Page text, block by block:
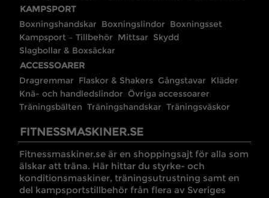
KAMPSPORT
Boxningshandskar Boxningslindor Boxningsset
Kampsport – Tillbehör Mittsar Skydd
Slagbollar & Boxsäckar
ACCESSOARER
Dragremmar Flaskor & Shakers Gångstavar Kläder
Knä- och handledslindor Övriga accessoarer
Träningsbälten Träningshandskar Träningsväskor
FITNESSMASKINER.SE
Fitnessmaskiner.se är en shoppingsajt för alla som
älskar att träna. Här hittar du styrke- och
konditionsmaskiner, träningsutrustning samt en
del kampsportstillbehör från flera av Sveriges